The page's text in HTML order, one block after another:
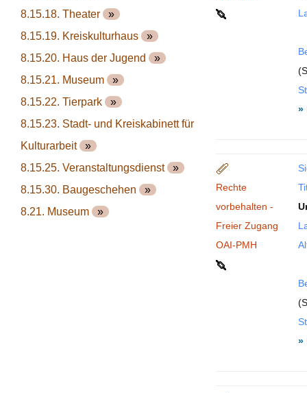
8.15.18. Theater »
8.15.19. Kreiskulturhaus »
8.15.20. Haus der Jugend »
8.15.21. Museum »
8.15.22. Tierpark »
8.15.23. Stadt- und Kreiskabinett für
Kulturarbeit »
8.15.25. Veranstaltungsdienst »
8.15.30. Baugeschehen »
8.21. Museum »
»
Rechte
vorbehalten -
Freier Zugang
OAI-PMH
»